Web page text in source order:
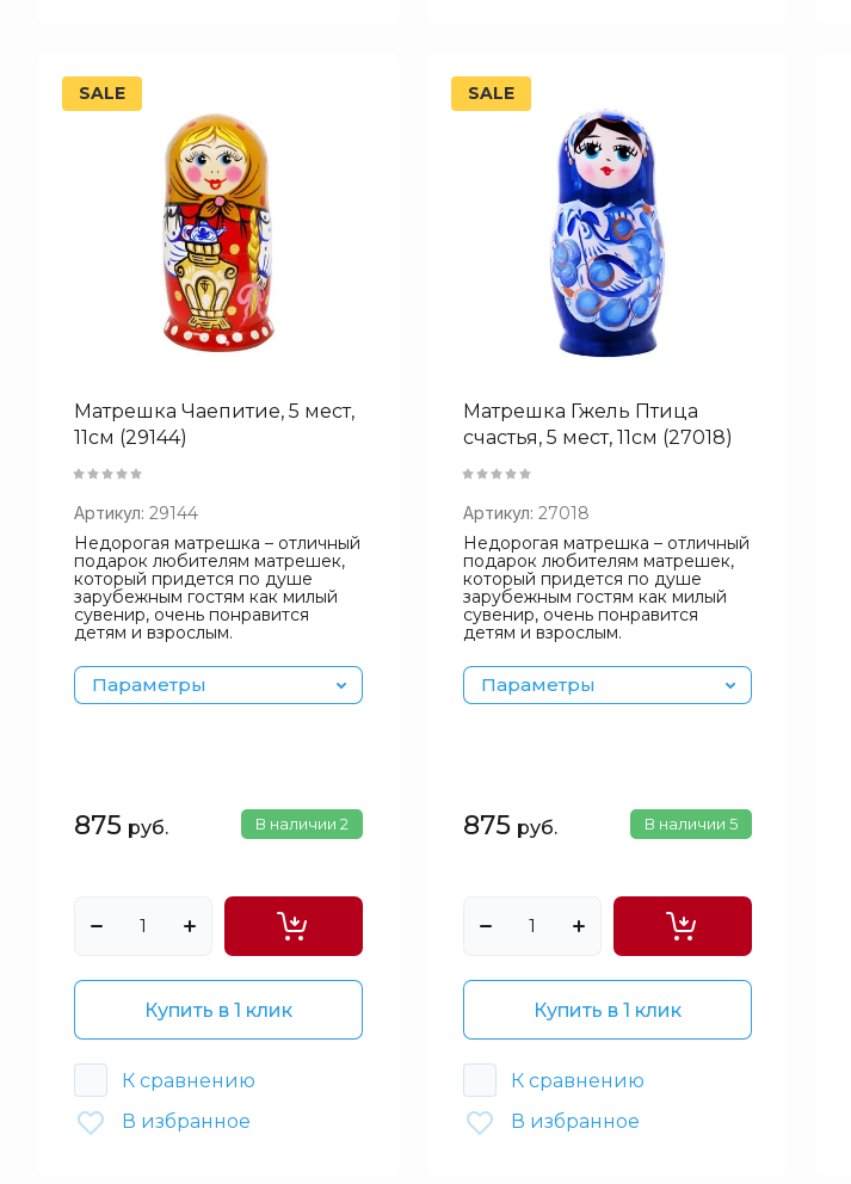
SALE
Матрешка Чаепитие, 5 мест,
11см (29144)
Артикул: 29144
Недорогая матрешка – отличный
подарок любителям матрешек,
который придется по душе
зарубежным гостям как милый
сувенир, очень понравится
детям и взрослым.
Параметры
В наличии 2
875 руб.
Купить в 1 клик
К сравнению
В избранное
SALE
Матрешка Гжель Птица
счастья, 5 мест, 11см (27018)
Артикул: 27018
Недорогая матрешка – отличный
подарок любителям матрешек,
который придется по душе
зарубежным гостям как милый
сувенир, очень понравится
детям и взрослым.
Параметры
В наличии 5
875 руб.
Купить в 1 клик
К сравнению
В избранное